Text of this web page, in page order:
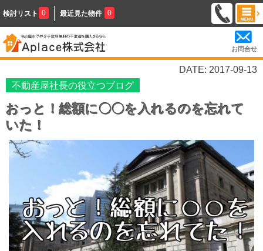
検討リスト 0 最近見た物件 0
お問合せ
DATE: 2017-09-13
不動産屋社長の役立つブログ
おっと！総額に〇〇を入れるのを忘れて
いた！